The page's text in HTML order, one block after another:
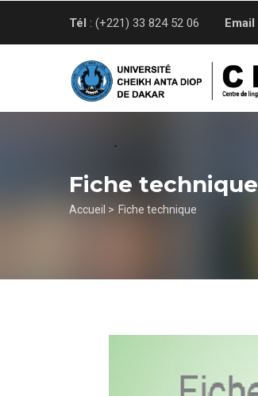
Tél : (+221) 33 824 52 06 Email
Fiche technique
Fil
Accueil > Fiche technique